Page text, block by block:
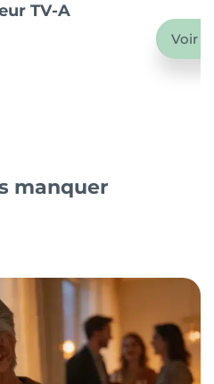
TV-A
Voir
manquer